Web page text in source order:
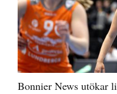
Bonnier News utökar